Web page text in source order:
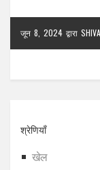
जून 8, 2024 द्वारा
श्रेणियाँ
खेल